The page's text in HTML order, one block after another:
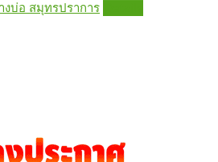
งบ่อ สมุทรปราการ